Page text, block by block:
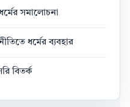
সমালোচনা
ধর্মের ব্যবহার
বিতর্ক